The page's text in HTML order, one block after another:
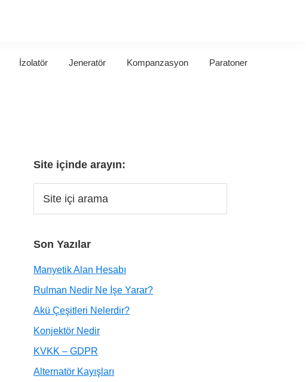
İzolatör Jeneratör Kompanzasyon Paratoner
Site içinde arayın:
Son Yazılar
Manyetik Alan Hesabı
Rulman Nedir Ne İşe Yarar?
Akü Çeşitleri Nelerdir?
Konjektör Nedir
KVKK – GDPR
Alternatör Kayışları